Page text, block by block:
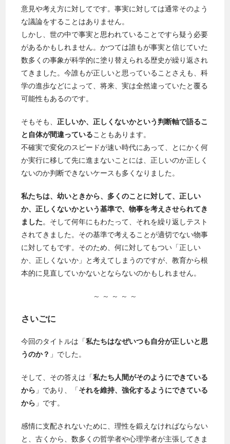
意見や考え方に対してです。事実に対しては通常そのよう
な議論をすることはありません。
しかし、世の中で事実と思われていることですら疑う必要
があるかもしれません。かつては誰もが事実と信じていた
数多くの事象が科学的に塗り替えられる歴史が繰り返され
てきました。今誰もが正しいと思っていることさえも、科
学の進歩などによって、将来、実は全然違っていたと覆る
可能性もあるのです。
そもそも、正しいか、正しくないかという判断軸で語るこ
と自体が間違っていることもあります。
不確実で変化のスピードが速い時代にあって、とにかく何
か実行に移して先に進まないことには、正しいのか正しく
ないのか判断できないケースも多くなりました。
私たちは、幼いときから、多くのことに対して、正しい
か、正しくないかという基準で、物事を考えさせられてき
ました。そして何年にもわたって、それを繰り返しテスト
されてきました。その基準で考えることが適切でない物事
に対してもです。そのため、何に対してもつい「正しい
か、正しくないか」と考えてしまうのですが、教育から根
本的に見直していかないとならないのかもしれません。
～ ～ ～ ～ ～
さいごに
今回のタイトルは「私たちはなぜいつも自分が正しいと思
うのか？ 」でした。
そして、その答えは「私たち人間がそのようにできている
から 」であり、「それを維持、強化するようにできている
から 」です。
感情に支配されないために、理性を鍛えなければならない
と、古くから、数多くの哲学者や心理学者が主張してきま